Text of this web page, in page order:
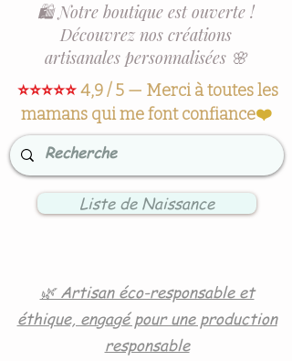
🛍️ Notre boutique est ouverte !
Découvrez nos créations
artisanales personnalisées 🌸
⭐⭐⭐⭐⭐4,9 / 5 — Merci à toutes les
mamans qui me font confiance❤️
Liste de Naissance
🌿 Artisan éco-responsable et
éthique, engagé pour une production
responsable